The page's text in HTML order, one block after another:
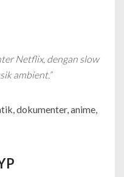
Netflix, dengan slow
ambient.”
dokumenter, anime,